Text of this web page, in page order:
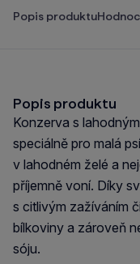
Popis produktu
Popis produktu
Konzerva s
speciálně pro malá
v lahodném želé a
příjemně voní. Díky
s citlivým zažíváním
bílkoviny a zároveň
sóju.